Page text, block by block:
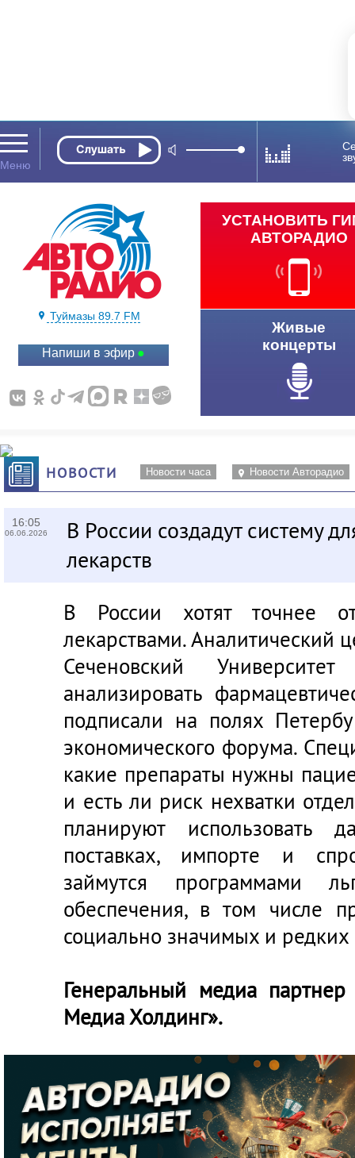
Туймазы 89.7 FM
Напиши в эфир
УСТАНОВИТЬ
АВТОРАДИО
Живые
концерты
НОВОСТИ Новости часа Новости Авторадио
16:05
06.06.2026
В России создадут систему
лекарств
В России хотят точнее
лекарствами. Аналитический
Сеченовский
анализировать
подписали на полях
экономического форума.
какие препараты нужны
и есть ли риск нехватки
планируют использовать
поставках, импорте и
займутся программами
обеспечения, в том числе
социально значимых и редких
Генеральный медиа
Медиа Холдинг».